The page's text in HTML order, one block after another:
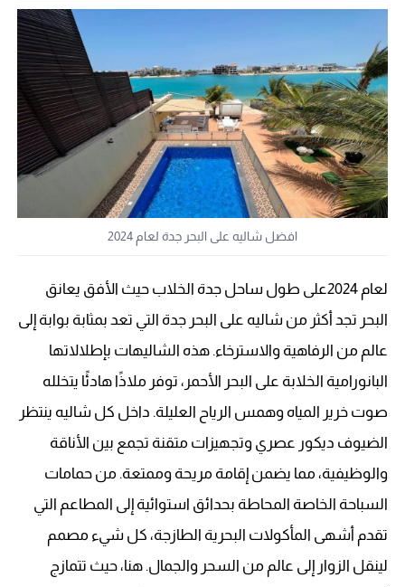
افضل شاليه على البحر جدة لعام 2024
لعام 2024على طول ساحل جدة الخلاب حيث الأفق يعانق
البحر تجد أكثر من شاليه على البحر جدة التي تعد بمثابة بوابة إلى
عالم من الرفاهية والاسترخاء. هذه الشاليهات بإطلالاتها
البانورامية الخلابة على البحر الأحمر، توفر ملاذًا هادئًا يتخلله
صوت خرير المياه وهمس الرياح العليلة. داخل كل شاليه ينتظر
الضيوف ديكور عصري وتجهيزات متقنة تجمع بين الأناقة
والوظيفية، مما يضمن إقامة مريحة وممتعة. من حمامات
السباحة الخاصة المحاطة بحدائق استوائية إلى المطاعم التي
تقدم أشهى المأكولات البحرية الطازجة، كل شيء مصمم
لينقل الزوار إلى عالم من السحر والجمال. هنا، حيث تتمازج